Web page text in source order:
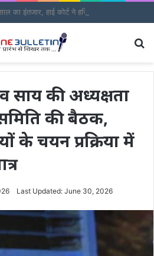
साय की अध्यक्षता
की बैठक,
के चयन प्रक्रिया में
Last Updated: June 30, 2026